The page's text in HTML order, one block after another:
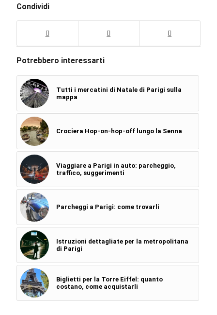
Condividi
Potrebbero interessarti
Tutti i mercatini di Natale di Parigi sulla
mappa
Crociera Hop-on-hop-off lungo la Senna
Viaggiare a Parigi in auto: parcheggio,
traffico, suggerimenti
Parcheggi a Parigi: come trovarli
Istruzioni dettagliate per la metropolitana
di Parigi
Biglietti per la Torre Eiffel: quanto
costano, come acquistarli